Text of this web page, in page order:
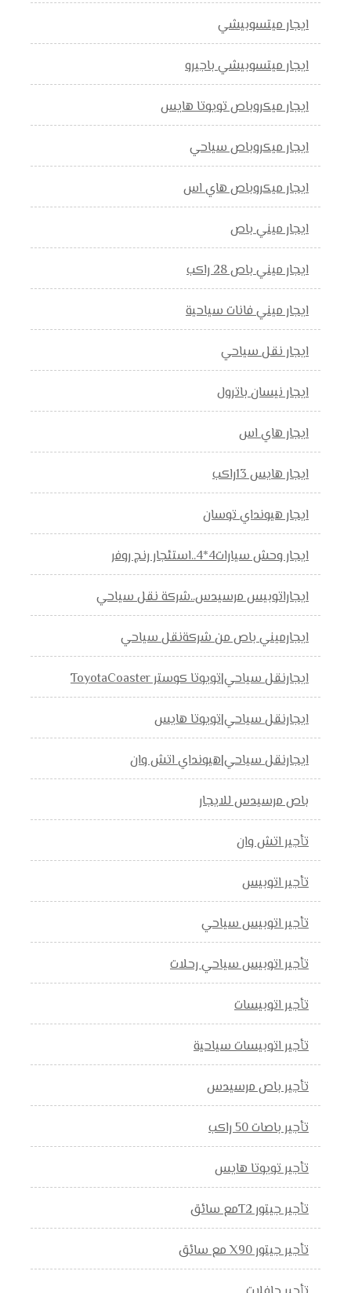
ايجار ميتسوبيشي
ايجار ميتسوبيشي باجيرو
ايجار ميكروباص تويوتا هايس
ايجار ميكروباص سياحي
ايجار ميكروباص هاي اس
ايجار ميني باص
ايجار ميني باص 28 راكب
ايجار ميني فانات سياحية
ايجار نقل سياحي
ايجار نيسان باترول
ايجار هاي اس
ايجار هايس 13راكب
ايجار هيونداي توسان
ايجار وحش سيارات4*4..استئجار رنج روفر
ايجاراتوبيس مرسيدس..شركة نقل سياحي
ايجارميني باص من شركةنقل سياحي
ايجارنقل سياحي|تويوتا كوستر ToyotaCoaster
ايجارنقل سياحي|تويوتا هايس
ايجارنقل سياحي|هيونداي اتش وان
باص مرسيدس للايجار
تأجير اتش وان
تأجير اتوبيس
تأجير اتوبيس سياحي
تأجير اتوبيس سياحي رحلات
تأجير اتوبيسات
تأجير اتوبيسات سياحية
تأجير باص مرسيدس
تأجير باصات 50 راكب
تأجير تويوتا هايس
تأجير جيتور T2مع سائق
تأجير جيتور X90 مع سائق